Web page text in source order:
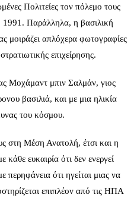
Πολιτείες τον πόλεμο τους
1991. Παράλληλα, η βασιλική
μοιράζει απλόχερα φωτογραφίες
επιχείρησης.
Μοχάμαντ μπιν Σαλμάν, γιος
βασιλιά, και με μια ηλικία
του κόσμου.
στη Μέση Ανατολή, έτσι και η
ευκαιρία ότι δεν ενεργεί
ότι ηγείται μιας να
επιπλέον από τις ΗΠΑ